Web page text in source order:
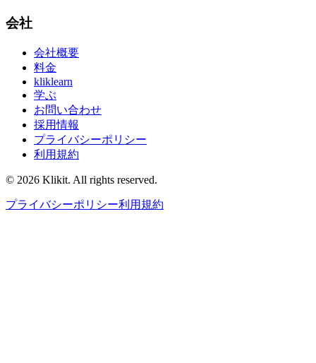
会社
会社概要
料金
kliklearn
学ぶ
お問い合わせ
採用情報
プライバシーポリシー
利用規約
© 2026 Klikit. All rights reserved.
プライバシーポリシー利用規約